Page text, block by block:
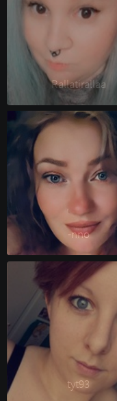
Rallatirallaa
-nno
tyt93